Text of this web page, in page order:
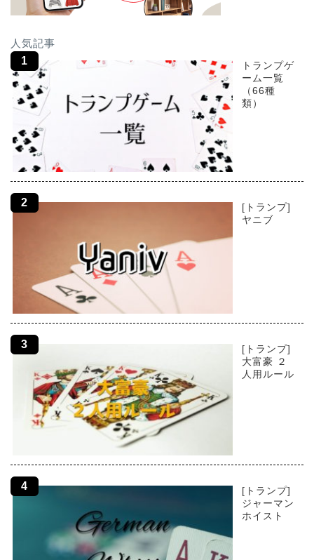
人気記事
トランプゲ
ーム一覧
（66種
類）
[トランプ]
ヤニブ
[トランプ]
大富豪 ２
人用ルール
[トランプ]
ジャーマン
ホイスト